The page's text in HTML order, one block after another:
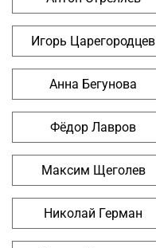
Игорь Царегородцев
Анна Бегунова
Фёдор Лавров
Максим Щеголев
Николай Герман